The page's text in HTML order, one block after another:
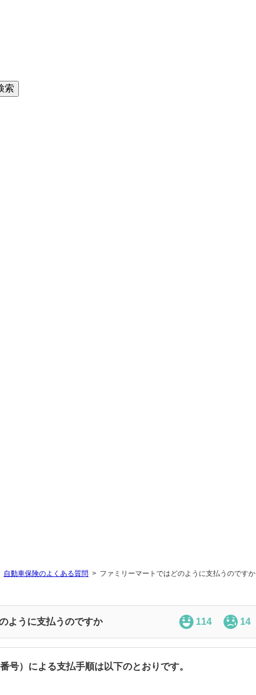
自動車保険のよくある質問 ファミリーマートではどのように支払うのですか
ように支払うのですか 114 14
号）による支払手順は以下のとおりです。